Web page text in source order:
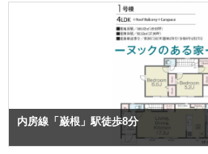
内房線「巌根」駅徒歩8分